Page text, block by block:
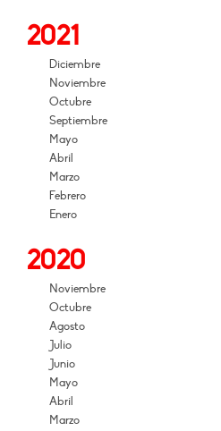
2021
Diciembre
Noviembre
Octubre
Septiembre
Mayo
Abril
Marzo
Febrero
Enero
2020
Noviembre
Octubre
Agosto
Julio
Junio
Mayo
Abril
Marzo